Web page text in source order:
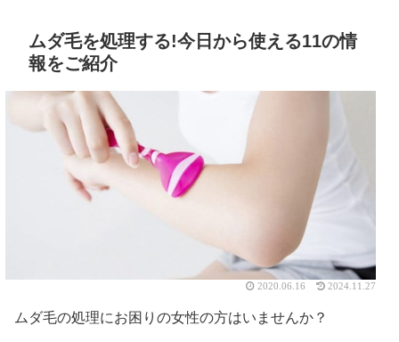
ムダ毛を処理する!今日から使える11の情
報をご紹介
2020.06.16 2024.11.27
ムダ毛の処理にお困りの女性の方はいませんか？